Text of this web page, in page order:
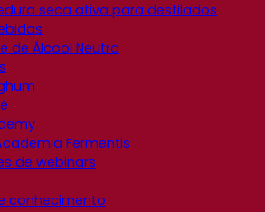
seca ativa para destilados
de Álcool Neutro
Fermentis
de webinars
conhecimento